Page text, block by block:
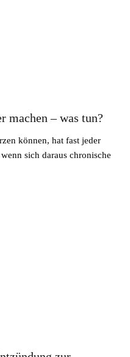
machen – was tun?
können, hat fast jeder
sich daraus chronische